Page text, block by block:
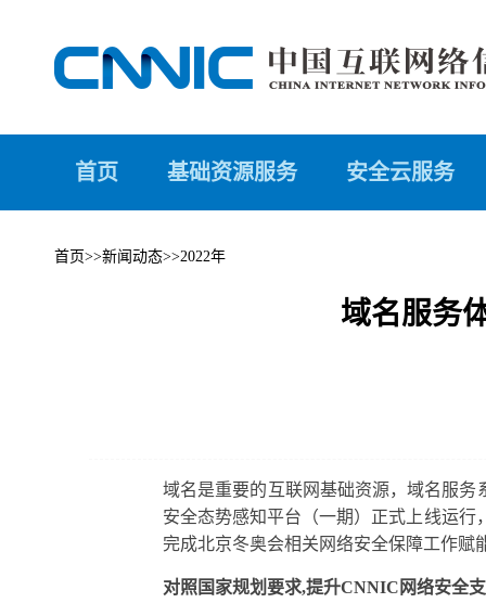
首页 基础资源服务 安全云服务
首页>>新闻动态>>2022年
域名服务
域名是重要的互联网基础资源，域名服
安全态势感知平台（一期）正式上线运
完成北京冬奥会相关网络安全保障工作赋
对照国家规划要求,提升CNNIC网络安全